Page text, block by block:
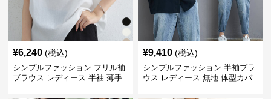
¥6,240 (税込)
シンプルファッション フリル袖
ブラウス レディース 半袖 薄手
¥9,410 (税込)
シンプルファッション 半袖ブラ
ウス レディース 無地 体型カバ